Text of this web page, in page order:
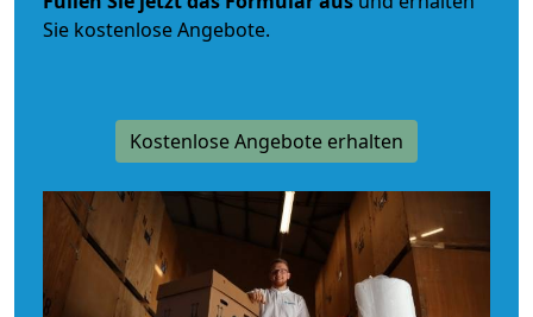
Sie kostenlose Angebote.
Kostenlose Angebote erhalten